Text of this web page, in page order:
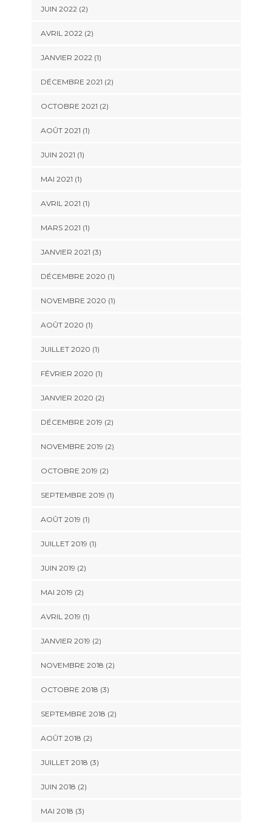
JUIN 2022(2)
AVRIL 2022(2)
JANVIER 2022(1)
DÉCEMBRE 2021 (2)
OCTOBRE 2021 (2)
AOÛT 2021 (1)
JUIN 2021 (1)
MAI 2021 (1)
AVRIL 2021 (1)
MARS 2021 (1)
JANVIER 2021 (3)
DÉCEMBRE 2020 (1)
NOVEMBRE 2020 (1)
AOÛT 2020 (1)
JUILLET 2020 (1)
FÉVRIER 2020 (1)
JANVIER 2020 (2)
DÉCEMBRE 2019 (2)
NOVEMBRE 2019 (2)
OCTOBRE 2019 (2)
SEPTEMBRE 2019 (1)
AOÛT 2019 (1)
JUILLET 2019 (1)
JUIN 2019 (2)
MAI 2019 (2)
AVRIL 2019 (1)
JANVIER 2019 (2)
NOVEMBRE 2018 (2)
OCTOBRE 2018 (3)
SEPTEMBRE 2018 (2)
AOÛT 2018 (2)
JUILLET 2018 (3)
JUIN 2018 (2)
MAI 2018 (3)